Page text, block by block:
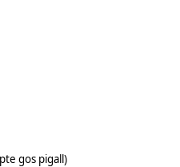
gos pigall)